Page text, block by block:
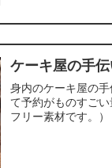
ケーキ屋の手
身内のケーキ屋の
て予約がものすご
フリー素材です。）